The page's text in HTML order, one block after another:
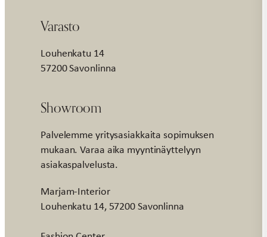
Varasto
Louhenkatu 14
57200 Savonlinna
Showroom
Palvelemme yritysasiakkaita sopimuksen
mukaan. Varaa aika myyntinäyttelyyn
asiakaspalvelusta.
Marjam-Interior
Louhenkatu 14, 57200 Savonlinna